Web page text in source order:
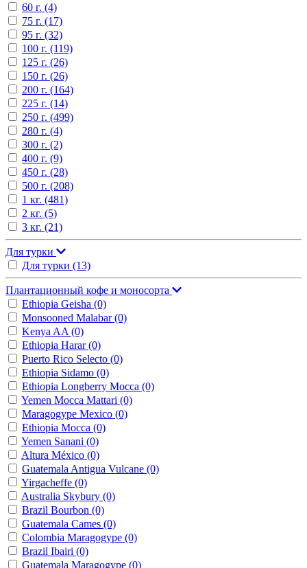
60 г. (4)
75 г. (17)
95 г. (32)
100 г. (119)
125 г. (26)
150 г. (26)
200 г. (164)
225 г. (14)
250 г. (499)
280 г. (4)
300 г. (2)
400 г. (9)
450 г. (28)
500 г. (208)
1 кг. (481)
2 кг. (5)
3 кг. (21)
Для турки
Для турки (13)
Плантационный кофе и моносорта
Ethiopia Geisha (0)
Monsooned Malabar (0)
Kenya AA (0)
Ethiopia Harar (0)
Puerto Rico Selecto (0)
Ethiopia Sidamo (0)
Ethiopia Longberry Mocca (0)
Yemen Mocca Mattari (0)
Maragogype Mexico (0)
Ethiopia Mocca (0)
Yemen Sanani (0)
Altura México (0)
Guatemala Antigua Vulcane (0)
Yirgacheffe (0)
Australia Skybury (0)
Brazil Bourbon (0)
Guatemala Cames (0)
Colombia Maragogype (0)
Brazil Ibairi (0)
Guatemala Maragogype (0)